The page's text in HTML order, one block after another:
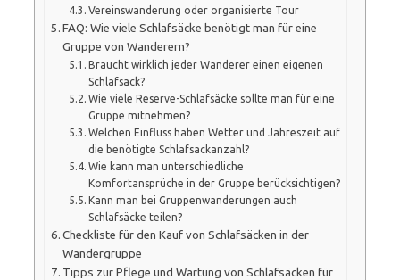
Vereinswanderung oder organisierte Tour
FAQ: Wie viele Schlafsäcke benötigt man für eine
Gruppe von Wanderern?
Braucht wirklich jeder Wanderer einen eigenen
Schlafsack?
Wie viele Reserve-Schlafsäcke sollte man für eine
Gruppe mitnehmen?
Welchen Einfluss haben Wetter und Jahreszeit auf
die benötigte Schlafsackanzahl?
Wie kann man unterschiedliche
Komfortansprüche in der Gruppe berücksichtigen?
Kann man bei Gruppenwanderungen auch
Schlafsäcke teilen?
Checkliste für den Kauf von Schlafsäcken in der
Wandergruppe
Tipps zur Pflege und Wartung von Schlafsäcken für